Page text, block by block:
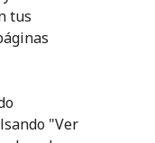
tus
"Ver
491,37€iva incl.)